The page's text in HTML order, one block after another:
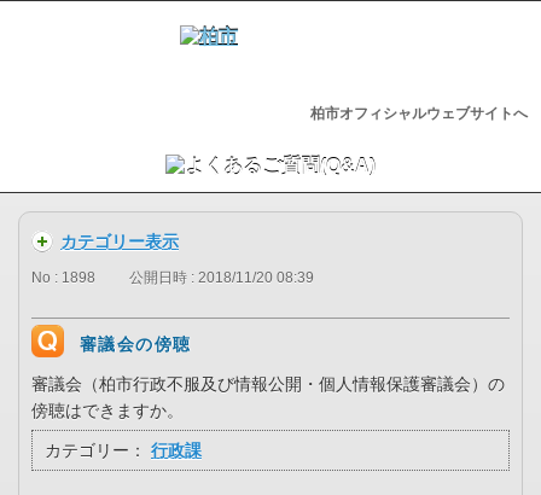
柏市オフィシャルウェブサイトへ
カテゴリー表示
No : 1898 公開日時 : 2018/11/20 08:39
審議会の傍聴
審議会（柏市行政不服及び情報公開・個人情報保護審議会）の
傍聴はできますか。
カテゴリー： 行政課